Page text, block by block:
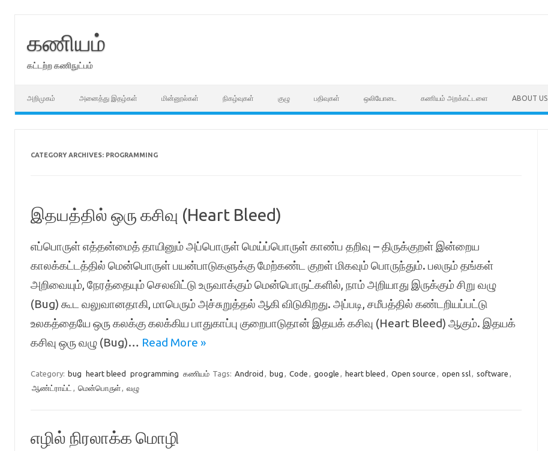
கணியம்
கட்டற்ற கணிநுட்பம்
அறிமுகம் அனைத்து இதழ்கள் மின்னூல்கள் நிகழ்வுகள் குழு பதிவுகள் ஒலியோடை கணியம் அறக்கட்டளை ABOUT US
CATEGORY ARCHIVES: PROGRAMMING
இதயத்தில் ஒரு கசிவு (Heart Bleed)
எப்பொருள் எத்தன்மைத் தாயினும் அப்பொருள் மெய்ப்பொருள் காண்ப தறிவு – திருக்குறள் இன்றைய
காலக்கட்டத்தில் மென்பொருள் பயன்பாடுகளுக்கு மேற்கண்ட குறள் மிகவும் பொருந்தும். பலரும் தங்கள்
அறிவையும், நேரத்தையும் செலவிட்டு உருவாக்கும் மென்பொருட்களில், நாம் அறியாது இருக்கும் சிறு வழு
(Bug) கூட வலுவானதாகி, மாபெரும் அச்சுறுத்தல் ஆகி விடுகிறது. அப்படி, சமீபத்தில் கண்டறியப்பட்டு
உலகத்தையே ஒரு கலக்கு கலக்கிய பாதுகாப்பு குறைபாடுதான் இதயக் கசிவு (Heart Bleed) ஆகும். இதயக்
கசிவு ஒரு வழு (Bug)… Read More »
Category: bug heart bleed programming கணியம் Tags: Android , bug , Code , google , heart bleed , Open source , open ssl, software ,
ஆண்ட்ராய்ட் , மென்பொருள், வழு
எழில் நிரலாக்க மொழி